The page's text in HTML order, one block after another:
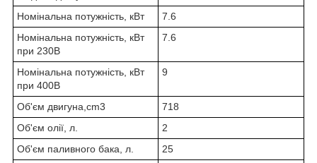
Номінальна потужність, кВт
7.6
Номінальна потужність, кВт
при 230В
7.6
Номінальна потужність, кВт
при 400В
9
Об'єм двигуна,cm3
718
Об'єм олії, л.
2
Об'єм паливного бака, л.
25